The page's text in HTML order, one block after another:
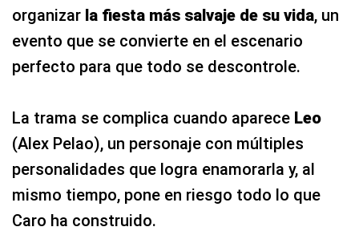
organizar la fiesta más salvaje de su vida, un
evento que se convierte en el escenario
perfecto para que todo se descontrole.
La trama se complica cuando aparece Leo
(Alex Pelao), un personaje con múltiples
personalidades que logra enamorarla y, al
mismo tiempo, pone en riesgo todo lo que
Caro ha construido.